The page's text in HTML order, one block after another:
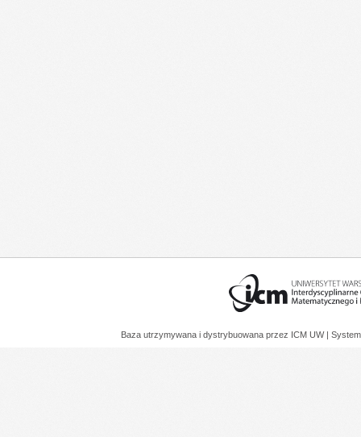
Baza utrzymywana i dystrybuowana przez ICM UW |